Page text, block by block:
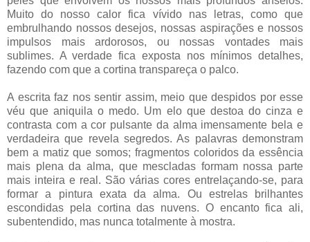
Muito do nosso calor fica vívido nas letras, como que
embrulhando nossos desejos, nossas aspirações e nossos
impulsos mais ardorosos, ou nossas vontades mais
sublimes. A verdade fica exposta nos mínimos detalhes,
fazendo com que a cortina transpareça o palco.
A escrita faz nos sentir assim, meio que despidos por esse
véu que aniquila o medo. Um elo que destoa do cinza e
contrasta com a cor pulsante da alma imensamente bela e
verdadeira que revela segredos. As palavras demonstram
bem a matiz que somos; fragmentos coloridos da essência
mais plena da alma, que mescladas formam nossa parte
mais inteira e real. São várias cores entrelaçando-se, para
formar a pintura exata da alma. Ou estrelas brilhantes
escondidas pela cortina das nuvens. O encanto fica ali,
subentendido, mas nunca totalmente à mostra.